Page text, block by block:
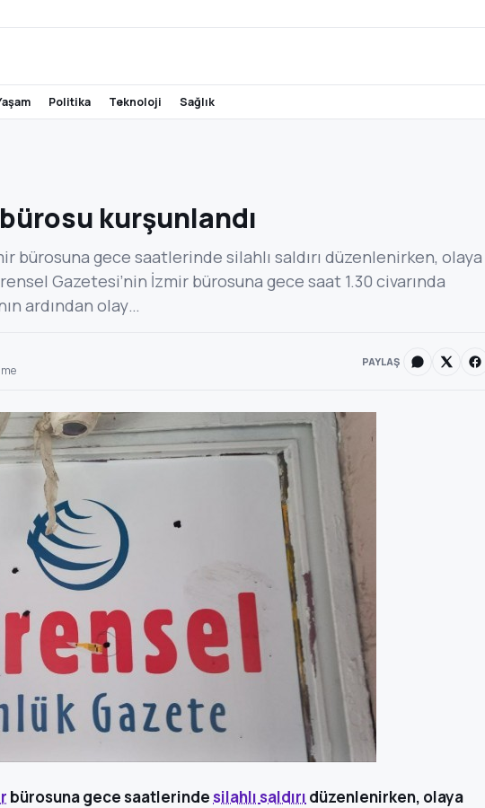
yaşam politika teknoloji sağlık
kurşunlandı
bürosuna gece saatlerinde silahlı saldırı düzenlenirken, olaya
Gazetesi’nin İzmir bürosuna gece saat 1.30 civarında
ardından olay…
PAYLAŞ
bürosuna gece saatlerindesilahlısaldırı düzenlenirken, olaya